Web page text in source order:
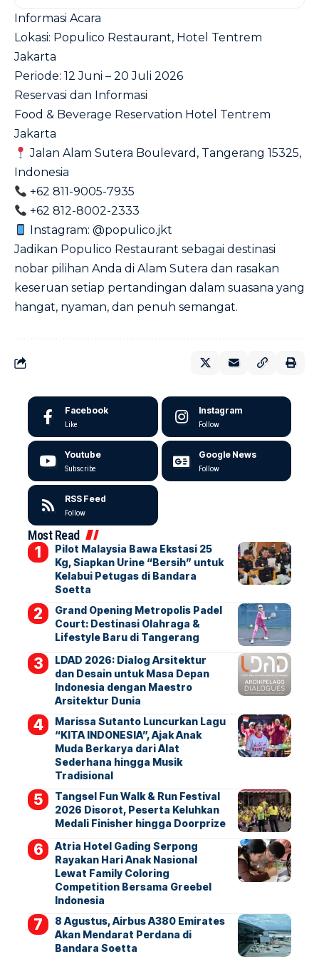
Informasi Acara
Lokasi: Populico Restaurant, Hotel Tentrem
Jakarta
Periode: 12 Juni – 20 Juli 2026
Reservasi dan Informasi
Food & Beverage Reservation Hotel Tentrem
Jakarta
Jalan Alam Sutera Boulevard, Tangerang 15325,
Indonesia
+62 811-9005-7935
+62 812-8002-2333
Instagram: @populico.jkt
Jadikan Populico Restaurant sebagai destinasi
nobar pilihan Anda di Alam Sutera dan rasakan
keseruan setiap pertandingan dalam suasana yang
hangat, nyaman, dan penuh semangat.
Facebook
Like
Instagram
Follow
Youtube
Subscribe
Google News
Follow
RSS Feed
Follow
Most Read
Pilot Malaysia Bawa Ekstasi 25
Kg, Siapkan Urine “Bersih” untuk
Kelabui Petugas di Bandara
Soetta
Grand Opening Metropolis Padel
Court: Destinasi Olahraga &
Lifestyle Baru di Tangerang
LDAD 2026: Dialog Arsitektur
dan Desain untuk Masa Depan
Indonesia dengan Maestro
Arsitektur Dunia
Marissa Sutanto Luncurkan Lagu
“KITA INDONESIA”, Ajak Anak
Muda Berkarya dari Alat
Sederhana hingga Musik
Tradisional
Tangsel Fun Walk & Run Festival
2026 Disorot, Peserta Keluhkan
Medali Finisher hingga Doorprize
Atria Hotel Gading Serpong
Rayakan Hari Anak Nasional
Lewat Family Coloring
Competition Bersama Greebel
Indonesia
8 Agustus, Airbus A380 Emirates
Akan Mendarat Perdana di
Bandara Soetta